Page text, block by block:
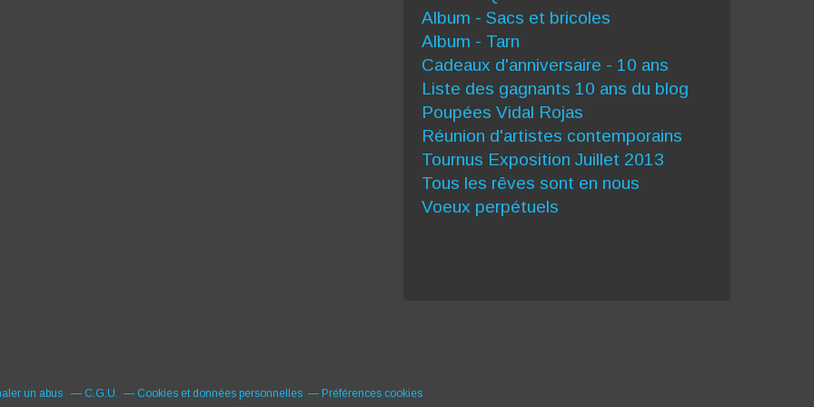
Album - Sacs et bricoles
Album - Tarn
Cadeaux d'anniversaire - 10 ans
Liste des gagnants 10 ans du blog
Poupées Vidal Rojas
Réunion d'artistes contemporains
Tournus Exposition Juillet 2013
Tous les rêves sont en nous
Voeux perpétuels
un abus C.G.U. Cookies et données personnelles Préférences cookies